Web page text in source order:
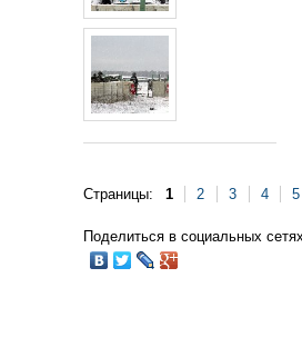
Страницы: 1 2 3 4 5
Поделиться в социальных